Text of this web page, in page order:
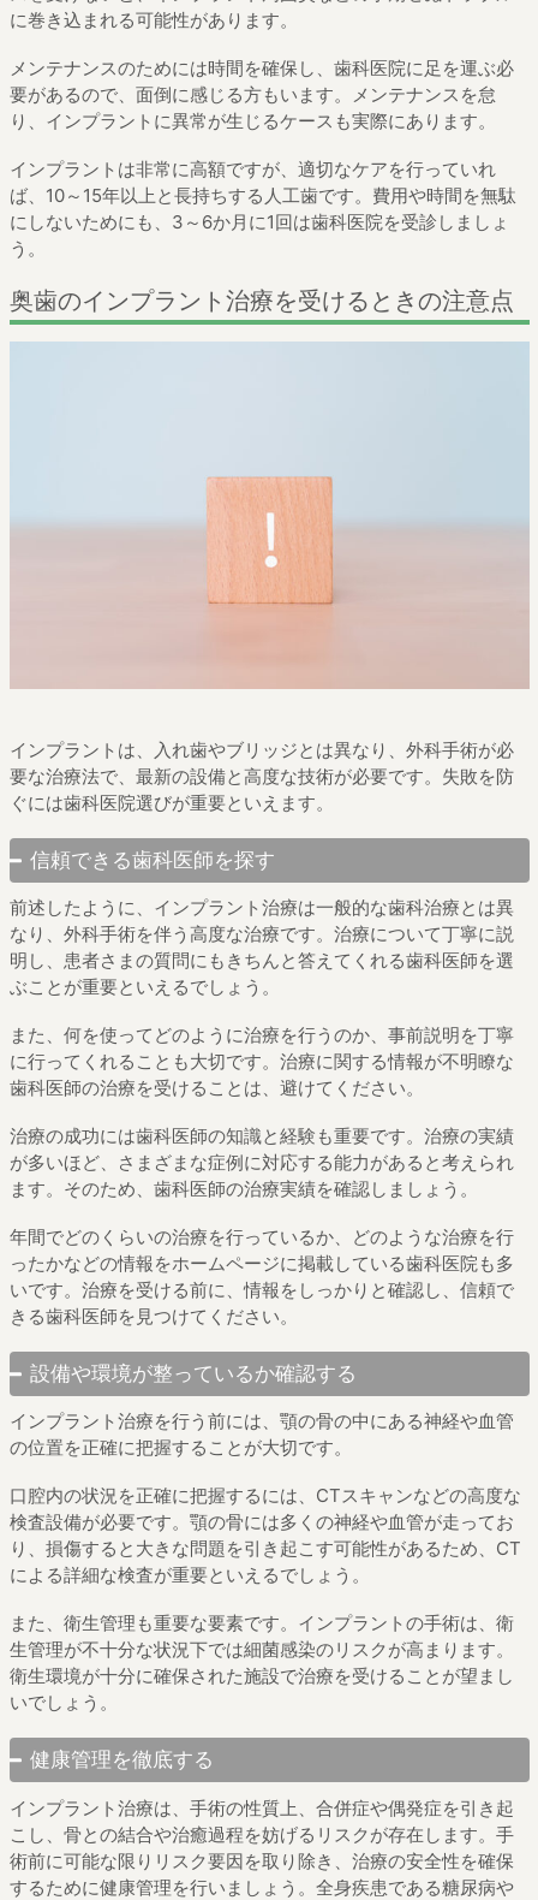
に巻き込まれる可能性があります。
メンテナンスのためには時間を確保し、歯科医院に足を運ぶ必
要があるので、面倒に感じる方もいます。メンテナンスを怠
り、インプラントに異常が生じるケースも実際にあります。
インプラントは非常に高額ですが、適切なケアを行っていれ
ば、10～15年以上と長持ちする人工歯です。費用や時間を無駄
にしないためにも、3～6か月に1回は歯科医院を受診しましょ
う。
奥歯のインプラント治療を受けるときの注意点
インプラントは、入れ歯やブリッジとは異なり、外科手術が必
要な治療法で、最新の設備と高度な技術が必要です。失敗を防
ぐには歯科医院選びが重要といえます。
信頼できる歯科医師を探す
前述したように、インプラント治療は一般的な歯科治療とは異
なり、外科手術を伴う高度な治療です。治療について丁寧に説
明し、患者さまの質問にもきちんと答えてくれる歯科医師を選
ぶことが重要といえるでしょう。
また、何を使ってどのように治療を行うのか、事前説明を丁寧
に行ってくれることも大切です。治療に関する情報が不明瞭な
歯科医師の治療を受けることは、避けてください。
治療の成功には歯科医師の知識と経験も重要です。治療の実績
が多いほど、さまざまな症例に対応する能力があると考えられ
ます。そのため、歯科医師の治療実績を確認しましょう。
年間でどのくらいの治療を行っているか、どのような治療を行
ったかなどの情報をホームページに掲載している歯科医院も多
いです。治療を受ける前に、情報をしっかりと確認し、信頼で
きる歯科医師を見つけてください。
設備や環境が整っているか確認する
インプラント治療を行う前には、顎の骨の中にある神経や血管
の位置を正確に把握することが大切です。
口腔内の状況を正確に把握するには、CTスキャンなどの高度な
検査設備が必要です。顎の骨には多くの神経や血管が走ってお
り、損傷すると大きな問題を引き起こす可能性があるため、CT
による詳細な検査が重要といえるでしょう。
また、衛生管理も重要な要素です。インプラントの手術は、衛
生管理が不十分な状況下では細菌感染のリスクが高まります。
衛生環境が十分に確保された施設で治療を受けることが望まし
いでしょう。
健康管理を徹底する
インプラント治療は、手術の性質上、合併症や偶発症を引き起
こし、骨との結合や治癒過程を妨げるリスクが存在します。手
術前に可能な限りリスク要因を取り除き、治療の安全性を確保
するために健康管理を行いましょう。全身疾患である糖尿病や